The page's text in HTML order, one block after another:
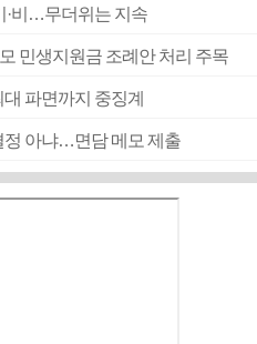
·비…무더위는 지속
민생지원금 조례안 처리 주목
대 파면까지 중징계
정 아냐…면담 메모 제출